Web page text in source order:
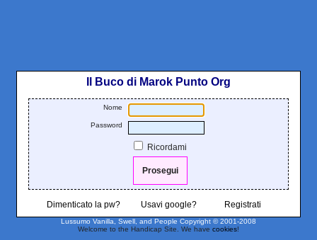
Il Buco di Marok Punto Org
Nome
Password
Ricordami
Dimenticato la pw? Usavi google? Registrati
Lussumo Vanilla, Swell, and People Copyright © 2001-2008
Welcome to the Handicap Site. We have cookies!